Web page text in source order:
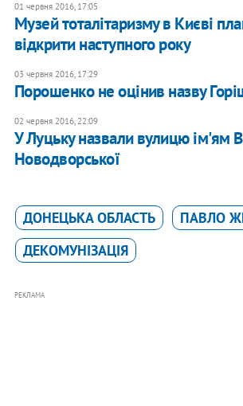
01 червня 2016, 17:05
Музей тоталітаризму в Києві
відкрити наступного року
03 червня 2016, 17:29
Порошенко не оцінив назву
02 червня 2016, 22:09
У Луцьку назвали вулицю ім'ям
Новодворської
ДОНЕЦЬКА ОБЛАСТЬ
ПАВЛО
ДЕКОМУНІЗАЦІЯ
РЕКЛАМА